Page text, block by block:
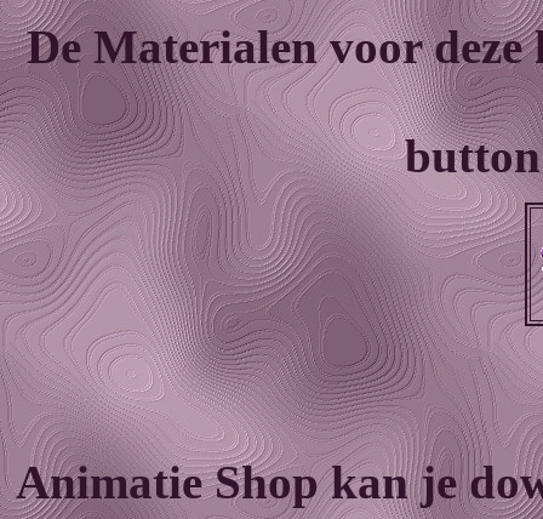
De Materialen voor
Animatie Shop kan je